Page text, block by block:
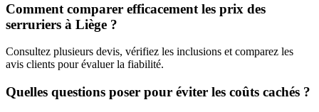
Comment comparer efficacement les prix des
serruriers à Liège ?
Consultez plusieurs devis, vérifiez les inclusions et comparez les
avis clients pour évaluer la fiabilité.
Quelles questions poser pour éviter les coûts cachés ?